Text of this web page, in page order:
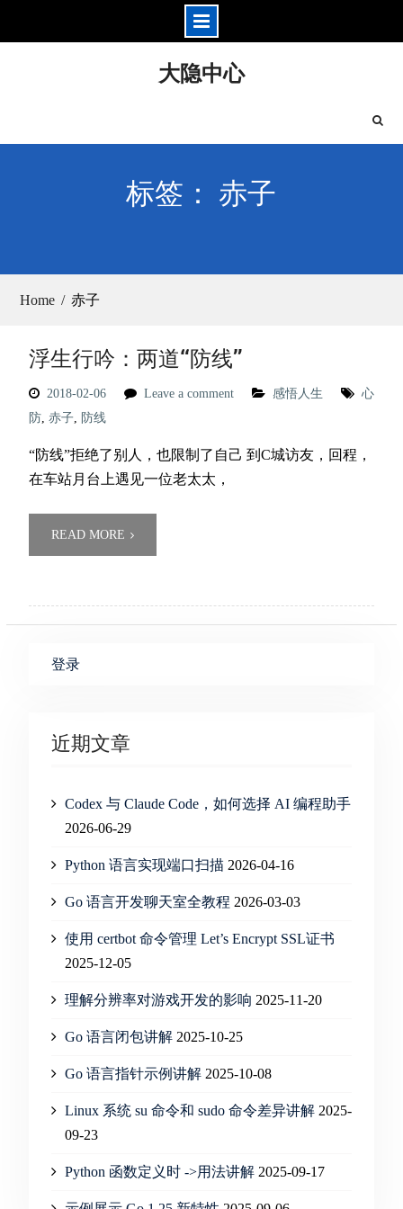
大隐中心
标签： 赤子
Home 赤子
浮生行吟：两道“防线”
2018-02-06 Leave a comment 感悟人生
心
防, 赤子, 防线
“防线”拒绝了别人，也限制了自己 到C城访友，回程，
在车站月台上遇见一位老太太，
READ MORE
登录
近期文章
Codex 与 Claude Code，如何选择 AI 编程助手
2026-06-29
Python 语言实现端口扫描 2026-04-16
Go 语言开发聊天室全教程 2026-03-03
使用 certbot 命令管理 Let’s Encrypt SSL证书
2025-12-05
理解分辨率对游戏开发的影响 2025-11-20
Go 语言闭包讲解 2025-10-25
Go 语言指针示例讲解 2025-10-08
Linux 系统 su 命令和 sudo 命令差异讲解 2025-
09-23
Python 函数定义时 ->用法讲解 2025-09-17